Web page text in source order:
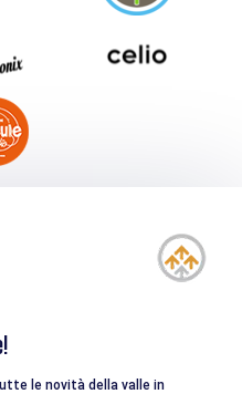
le novità della valle in